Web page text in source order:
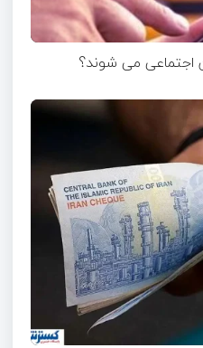
اجتماعی می شوند؟